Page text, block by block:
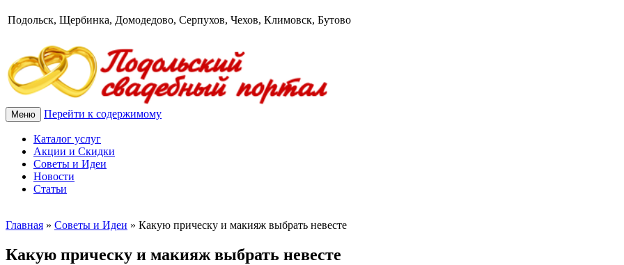
Подольск, Щербинка, Домодедово, Серпухов, Чехов, Климовск, Бутово
Меню Перейти к содержимому
Каталог услуг
Акции и Скидки
Советы и Идеи
Новости
Статьи
Главная » Советы и Идеи » Какую прическу и макияж выбрать невесте
Какую прическу и макияж выбрать невесте